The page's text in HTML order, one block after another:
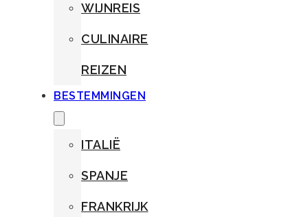
WIJNREIS
CULINAIRE
REIZEN
BESTEMMINGEN
ITALIË
SPANJE
FRANKRIJK